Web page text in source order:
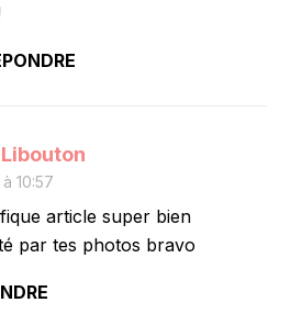
10:57
article super bien
par tes photos bravo